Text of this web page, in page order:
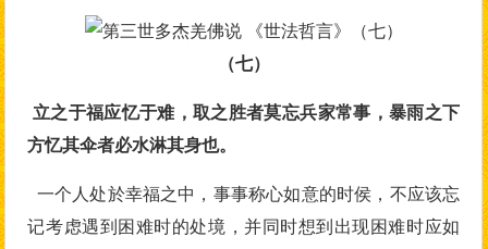
（七）
立之于福应忆于难，取之胜者莫忘兵家常事，暴雨之下
方忆其伞者必水淋其身也。
一个人处於幸福之中，事事称心如意的时侯，不应该忘
记考虑遇到困难时的处境，并同时想到出现困难时应如